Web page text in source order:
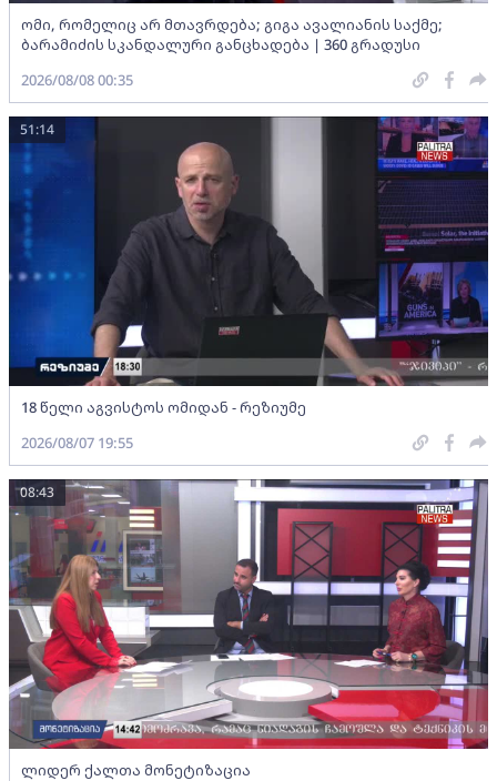
ომი, რომელიც არ მთავრდება; გიგა ავალიანის საქმე;
ბარამიძის სკანდალური განცხადება | 360 გრადუსი
2026/08/08 00:35
18 წელი აგვისტოს ომიდან - რეზიუმე
51:14
2026/08/07 19:55
ლიდერ ქალთა მონეტიზაცია
08:43